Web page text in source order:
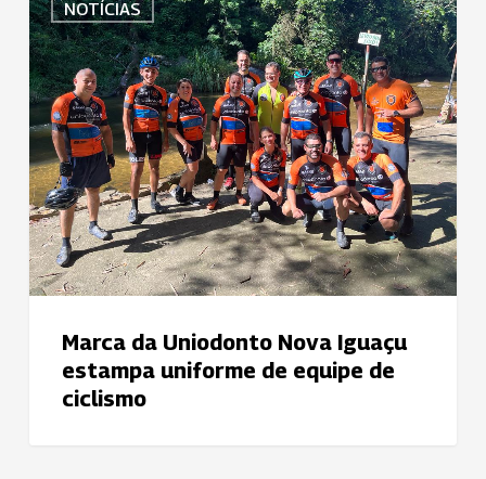
NOTÍCIAS
da
Uniodonto
Nova
Iguaçu
estampa
uniforme
de
equipe
de
ciclismo
Marca da Uniodonto Nova Iguaçu
estampa uniforme de equipe de
ciclismo